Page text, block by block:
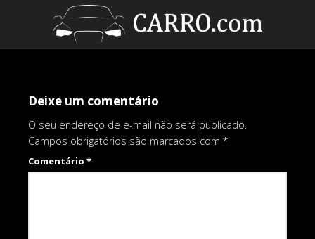
Deixe um comentário
O seu endereço de e-mail não será publicado.
Campos obrigatórios são marcados com *
Comentário *